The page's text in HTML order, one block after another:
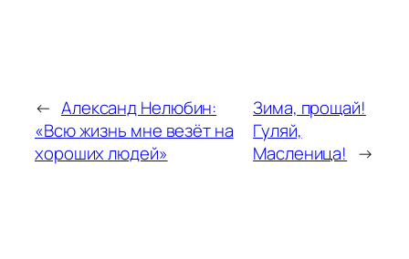
← Александ Нелюбин:
«Всю жизнь мне везёт на
хороших людей»
Зима, прощай!
Гуляй,
Масленица! →